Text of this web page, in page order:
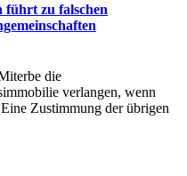
führt zu falschen
die
verlangen, wenn
Zustimmung der übrigen